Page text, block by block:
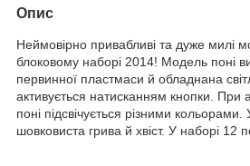
Опис
Неймовірно привабливі та дуже милі
блоковому наборі 2014! Модель поні
первинної пластмаси й обладнана
активується натисканням кнопки. При
поні підсвічується різними кольорами.
шовковиста грива й хвіст. У наборі 12